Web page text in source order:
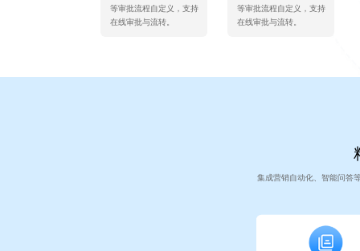
等审批流程自定义，支持
在线审批与流转。
等审批流程自定义，支持
在线审批与流转。
集成营销自动化、智能问答